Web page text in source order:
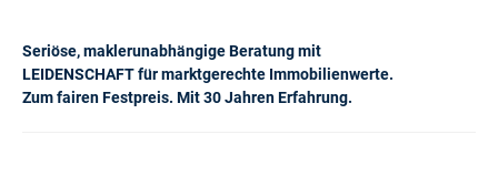
Seriöse, maklerunabhängige Beratung mit
LEIDENSCHAFT für marktgerechte Immobilienwerte.
Zum fairen Festpreis. Mit 30 Jahren Erfahrung.